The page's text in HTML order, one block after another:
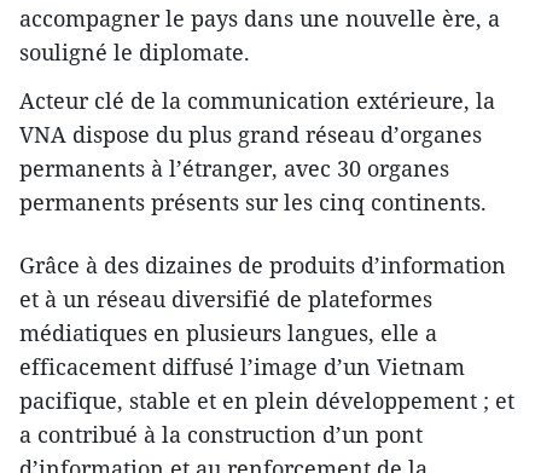
accompagner le pays dans une nouvelle ère, a
souligné le diplomate.
Acteur clé de la communication extérieure, la
VNA dispose du plus grand réseau d’organes
permanents à l’étranger, avec 30 organes
permanents présents sur les cinq continents.
Grâce à des dizaines de produits d’information
et à un réseau diversifié de plateformes
médiatiques en plusieurs langues, elle a
efficacement diffusé l’image d’un Vietnam
pacifique, stable et en plein développement ; et
a contribué à la construction d’un pont